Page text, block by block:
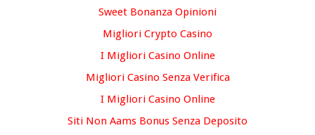
Sweet Bonanza Opinioni
Migliori Crypto Casino
I Migliori Casino Online
Migliori Casino Senza Verifica
I Migliori Casino Online
Siti Non Aams Bonus Senza Deposito